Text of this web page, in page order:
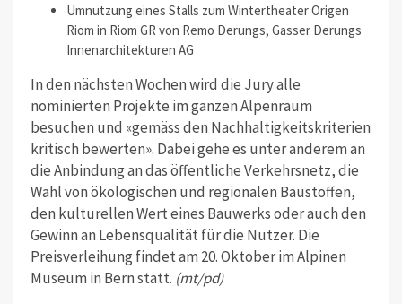
Umnutzung eines Stalls zum Wintertheater Origen
Riom in Riom GR von Remo Derungs, Gasser Derungs
Innenarchitekturen AG
In den nächsten Wochen wird die Jury alle
nominierten Projekte im ganzen Alpenraum
besuchen und «gemäss den Nachhaltigkeitskriterien
kritisch bewerten». Dabei gehe es unter anderem an
die Anbindung an das öffentliche Verkehrsnetz, die
Wahl von ökologischen und regionalen Baustoffen,
den kulturellen Wert eines Bauwerks oder auch den
Gewinn an Lebensqualität für die Nutzer. Die
Preisverleihung findet am 20. Oktober im Alpinen
Museum in Bern statt. (mt/pd)